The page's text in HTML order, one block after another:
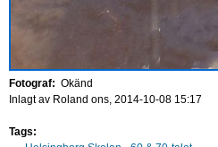
Fotograf: Okänd
Inlagt av Roland ons, 2014-10-08 15:17
Tags: